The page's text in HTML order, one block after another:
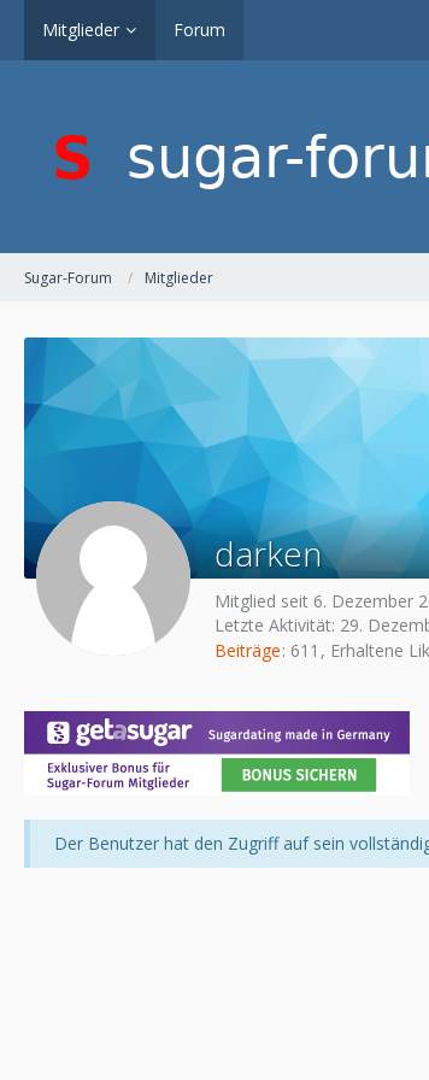
Mitglieder Forum
Sugar-Forum Mitglieder
darken
Mitglied seit 6. Dezember
Letzte Aktivität: 29.
Beiträge 611 Erhaltene
Der Benutzer hat den Zugriff auf sein